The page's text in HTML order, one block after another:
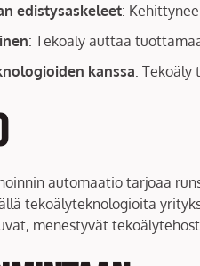
edistysaskeleet:
: Tekoäly auttaa
kanssa: Tekoäly
automaatio tarjoaa
tekoälyteknologioita
menestyvät